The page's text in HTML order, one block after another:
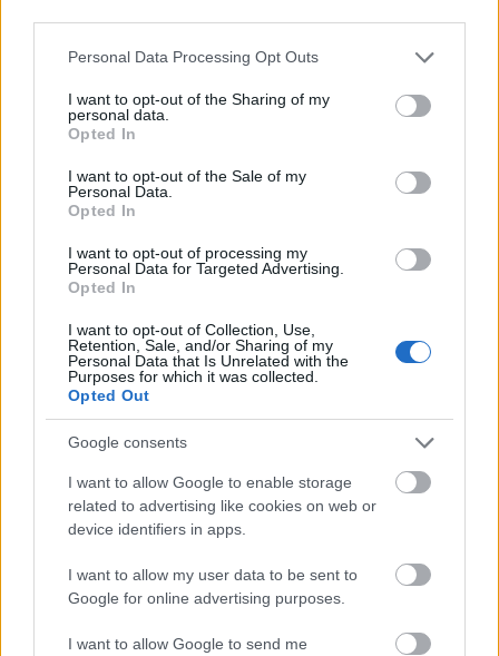
Please note that this website/app uses one or more Google
not limited to your visit or usage behaviour. You may click to
grant or deny consent to Google and its third-party tags to
use your data for below specified purposes in below Google
consent section.
Personal Data Processing Opt Outs
I want to opt-out of the Sharing of my
personal data.
Opted In
I want to opt-out of the Sale of my
Personal Data.
Opted In
I want to opt-out of processing my
Personal Data for Targeted Advertising.
Opted In
I want to opt-out of Collection, Use,
Retention, Sale, and/or Sharing of my
Personal Data that Is Unrelated with the
Purposes for which it was collected.
Opted Out
Google consents
I want to allow Google to enable storage
related to advertising like cookies on web or
device identifiers in apps.
I want to allow my user data to be sent to
Google for online advertising purposes.
I want to allow Google to send me
Február 17-énjelenik meg az újShell Beachanyag, a
jó ideje érettSolar Flare. A nemrégiben
megmutatott, igen combos
Death...